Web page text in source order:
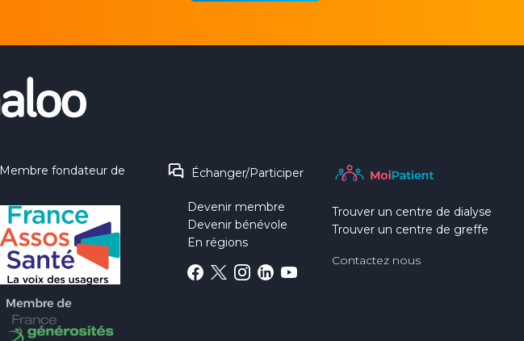
Membre fondateur de Échanger/Participer
Devenir membre
Devenir bénévole
En régions
Trouver un centre de dialyse
Trouver un centre de greffe
Contactez nous